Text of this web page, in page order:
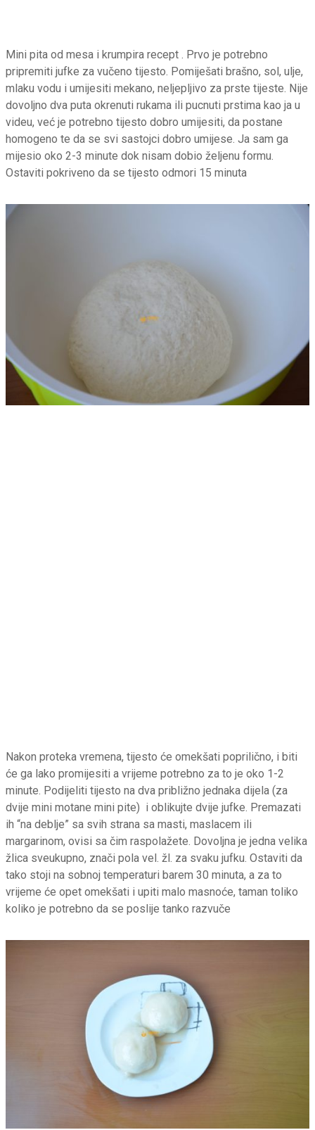
Mini pita od mesa i krumpira recept . Prvo je potrebno
pripremiti jufke za vučeno tijesto. Pomiješati brašno, sol, ulje,
mlaku vodu i umijesiti mekano, neljepljivo za prste tijeste. Nije
dovoljno dva puta okrenuti rukama ili pucnuti prstima kao ja u
videu, već je potrebno tijesto dobro umijesiti, da postane
homogeno te da se svi sastojci dobro umijese. Ja sam ga
mijesio oko 2-3 minute dok nisam dobio željenu formu.
Ostaviti pokriveno da se tijesto odmori 15 minuta
Nakon proteka vremena, tijesto će omekšati poprilično, i biti
će ga lako promijesiti a vrijeme potrebno za to je oko 1-2
minute. Podijeliti tijesto na dva približno jednaka dijela (za
dvije mini motane mini pite) i oblikujte dvije jufke. Premazati
ih “na deblje” sa svih strana sa masti, maslacem ili
margarinom, ovisi sa čim raspolažete. Dovoljna je jedna velika
žlica sveukupno, znači pola vel. žl. za svaku jufku. Ostaviti da
tako stoji na sobnoj temperaturi barem 30 minuta, a za to
vrijeme će opet omekšati i upiti malo masnoće, taman toliko
koliko je potrebno da se poslije tanko razvuče